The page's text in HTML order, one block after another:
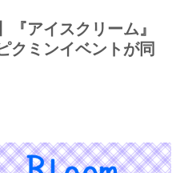
『アイスクリーム』
クミンイベントが同